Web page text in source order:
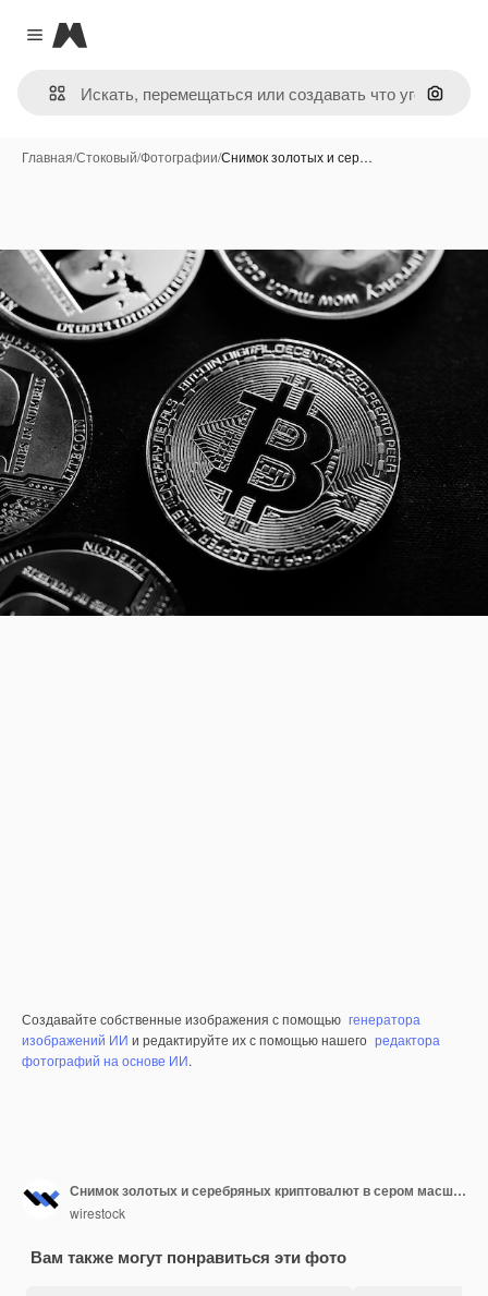
Close menu
Magnific
Поиск
Главная/Стоковый/Фотографии/Снимок золотых и сер…
Создавайте собственные изображения с помощью генератора
изображений ИИ и редактируйте их с помощью нашего редактора
фотографий на основе ИИ.
Снимок золотых и серебряных криптовалют в сером масштабе
wirestock
Вам также могут понравиться эти фото